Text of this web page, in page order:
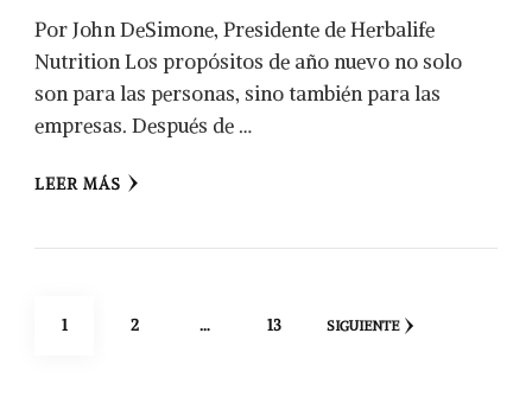
Por John DeSimone, Presidente de Herbalife
Nutrition Los propósitos de año nuevo no solo
son para las personas, sino también para las
empresas. Después de …
LEER MÁS
Navegación
PÁGINA
1 PÁGINA
2 … PÁGINA
13 SIGUIENTE